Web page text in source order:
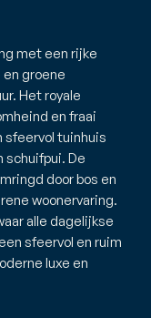
met een rijke
groene
Het royale
en fraai
sfeervol tuinhuis
schuifpui. De
door bos en
woonervaring.
alle dagelijkse
sfeervol en ruim
luxe en